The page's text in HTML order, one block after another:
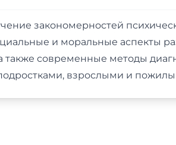
закономерностей
и моральные аспекты
также современные методы
взрослыми и